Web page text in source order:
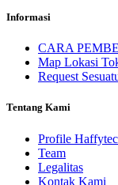
Informasi
CARA
Map Lokasi
Request
Tentang Kami
Profile
Team
Legalitas
Kontak Kami